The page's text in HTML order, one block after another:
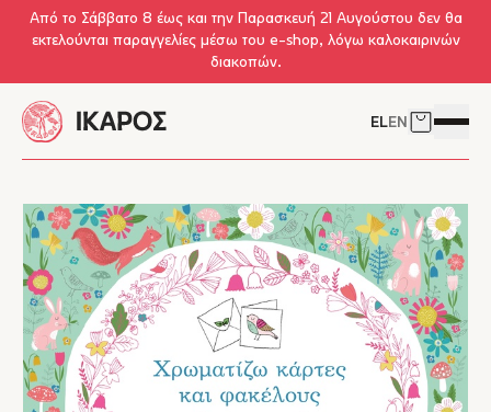
Skip to main content
Από το Σάββατο 8 έως και την Παρασκευή 21 Αυγούστου δεν θα
εκτελούνται παραγγελίες μέσω του e-shop, λόγω καλοκαιρινών
διακοπών.
ELEN Δείτε το